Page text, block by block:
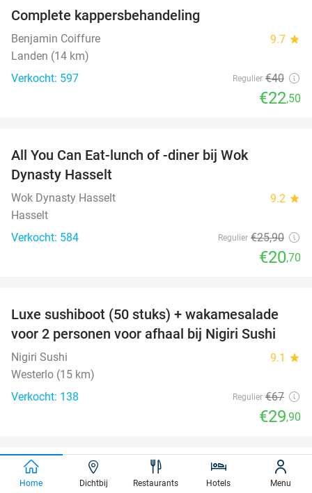
Complete kappersbehandeling
Benjamin Coiffure 9.7 star
Landen (14 km)
Verkocht: 597
Regulier €40
€22,50
All You Can Eat-lunch of -diner bij Wok
Dynasty Hasselt
Wok Dynasty Hasselt 9.2 star
Hasselt
Verkocht: 584
Regulier €25,90
€20,70
55%
Luxe sushiboot (50 stuks) + wakamesalade
voor 2 personen voor afhaal bij Nigiri Sushi
Nigiri Sushi 9.1 star
Westerlo (15 km)
Verkocht: 138
Regulier €67
€29,90
14%
Entree voor GaiaZOO
Home Dichtbij Restaurants Hotels Menu